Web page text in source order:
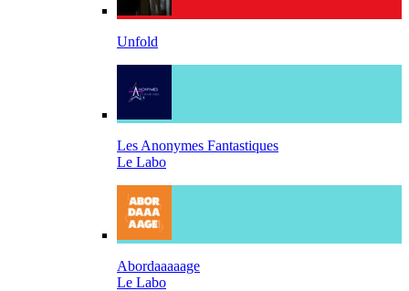
Unfold
Les Anonymes Fantastiques
Le Labo
Abordaaaaage
Le Labo